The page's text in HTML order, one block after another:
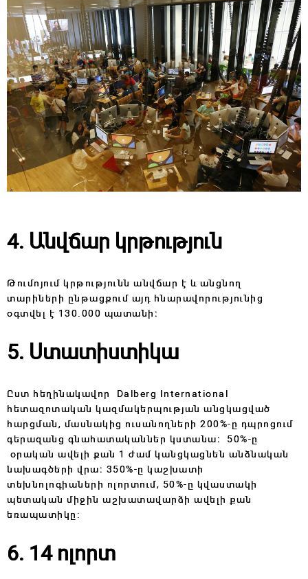
4. Անվճար կրթություն
Թումոյում կրթությունն անվճար է և անցնող
տարիների ընթացքում այդ հնարավորությունից
օգտվել է 130.000 պատանի։
5. Ստատիստիկա
Ըստ հեղինակավոր Dalberg International
հետազոտական կազմակերպության անցկացված
հարցման, մասնակից ուսանողների 200%-ը դպրոցում
գերազանց գնահատականներ կստանա։ 50%-ը
օրական ավելի քան 1 ժամ կանցկացնեն անձնական
նախագծերի վրա։ 350%-ը կաշխատի
տեխնոլոգիաների ոլորտում, 50%-ը կվաստակի
պետական միջին աշխատավարձի ավելի քան
եռապատիկը:
6. 14 ոլորտ